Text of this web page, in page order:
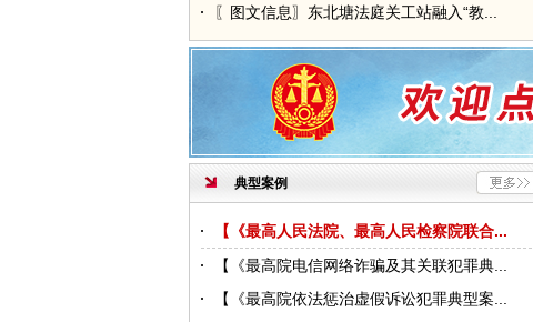
江苏省江阴市人民法院关于罪犯汪顺风暂予监外
执行的公示
无锡市中级人民法院受理减刑、假释案件情况公
示
无锡市中级人民法院关于2026年度公开招聘驾
驶员的简章
江苏省宜兴市人民法院关于罪犯朱丹丹暂予监外
执行的公示
〖图文信息〗东北塘法庭关工站融入“教...
典型案例
【《最高人民法院、最高人民检察院联合...
【《最高院电信网络诈骗及其关联犯罪典...
【《最高院依法惩治虚假诉讼犯罪典型案...